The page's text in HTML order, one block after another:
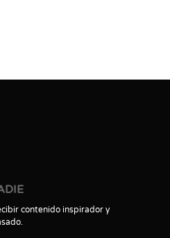
contenido inspirador y